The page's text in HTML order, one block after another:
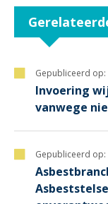
Gepubliceerd op:
Invoering
vanwege
Gepubliceerd op: